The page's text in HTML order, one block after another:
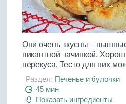
Они очень вкусны –
пикантной начинкой.
перекуса. Тесто для них
Раздел: Печенье и булочки
45 мин
Показать ингредиенты